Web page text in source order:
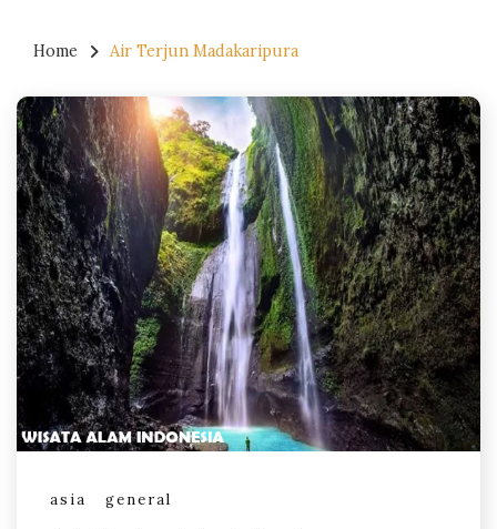
Home Air Terjun Madakaripura
asia general